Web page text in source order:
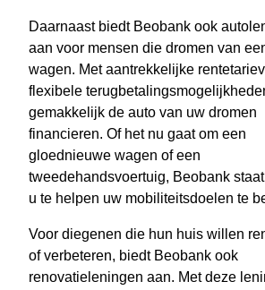
Daarnaast biedt Beobank ook
aan voor mensen die dromen van
wagen. Met aantrekkelijke
flexibele
gemakkelijk de auto van uw dromen
financieren. Of het nu gaat om een
gloednieuwe wagen of een
tweedehandsvoertuig, Beobank
u te helpen uw mobiliteitsdoelen te
Voor diegenen die hun huis willen
of verbeteren, biedt Beobank ook
renovatieleningen aan. Met deze